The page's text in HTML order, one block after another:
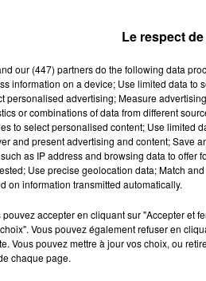
Le respect
our (447) partnersdo the following data
information on a device; Use limited data to
personalised advertising; Measure
or combinations of data from different
to select personalised content; Use limited
and present advertising and content; Save
as IP address and browsing data to offer
Use precise geolocation data; Match
on information transmitted automatically.
pouvez accepter en cliquant sur "Accepter et
Vous pouvez également refuser en
Vous pouvez mettre à jour vos choix, ou
chaque page.